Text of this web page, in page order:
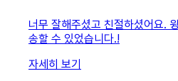
너무 잘해주셨고 친절하셨어요.
송할 수 있었습니다.!
자세히 보기